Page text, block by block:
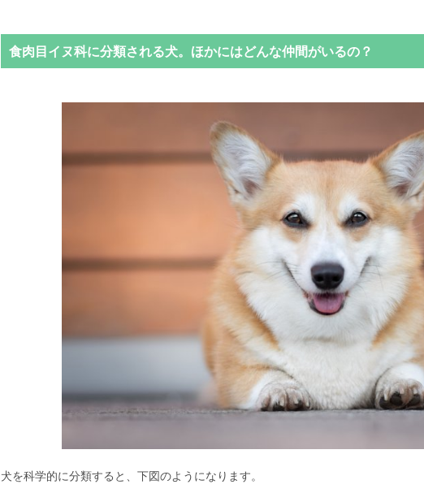
食肉目イヌ科に分類される犬。ほかにはどんな仲間がいるの？
犬を科学的に分類すると、下図のようになります。